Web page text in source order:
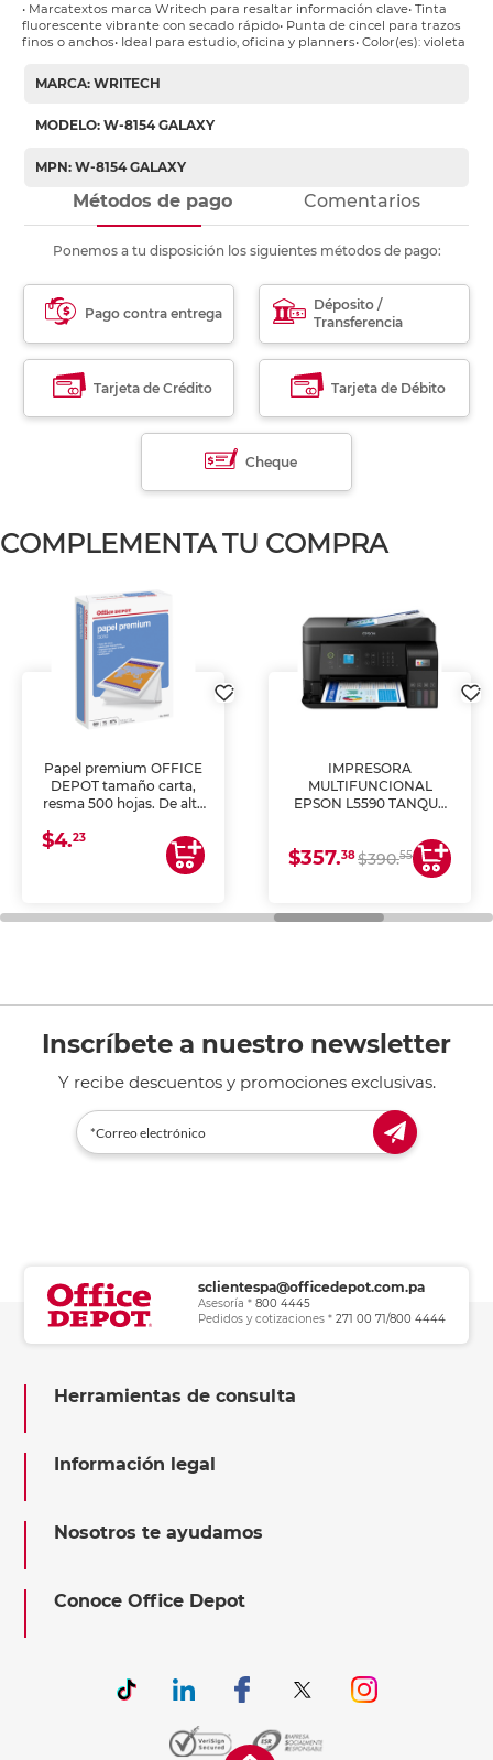
• Marcatextos marca Writech para resaltar información clave• Tinta
fluorescente vibrante con secado rápido• Punta de cincel para trazos
finos o anchos• Ideal para estudio, oficina y planners• Color(es): violeta
MARCA: WRITECH
MODELO: W-8154 GALAXY
MPN: W-8154 GALAXY
Métodos de pago Comentarios
Ponemos a tu disposición los siguientes métodos de pago:
Pago contra entrega
Déposito /
Transferencia
Tarjeta de Crédito Tarjeta de Débito
Cheque
COMPLEMENTA TU COMPRA
Papel premium OFFICE
DEPOT tamaño carta,
resma 500 hojas. De alta
uniforme, ideal para
impresoras de inyección
de tinta y láser,
general de oficina.
$4.23
IMPRESORA
MULTIFUNCIONAL
EPSON L5590 TANQUE
COPIA Y ESCANEA)
$357.38$390.55
Inscríbete a nuestro newsletter
Y recibe descuentos y promociones exclusivas.
sclientespa@officedepot.com.pa
Asesoría * 800 4445
Pedidos y cotizaciones * 271 00 71/800 4444
Herramientas de consulta
Información legal
Nosotros te ayudamos
Conoce Office Depot